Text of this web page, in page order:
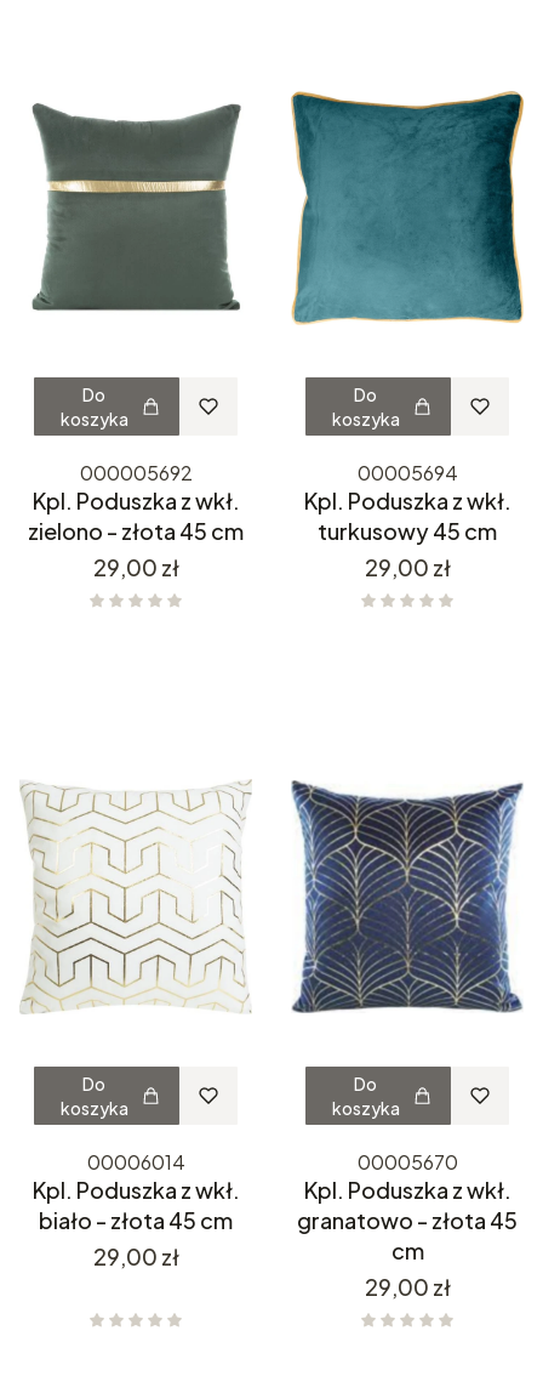
Do
koszyka
000005692
Kpl. Poduszka z wkł.
zielono - złota 45 cm
Cena
29,00 zł
Do
koszyka
00005694
Kpl. Poduszka z wkł.
turkusowy 45 cm
Cena
29,00 zł
Do
koszyka
00006014
Kpl. Poduszka z wkł.
biało - złota 45 cm
Cena
29,00 zł
Do
koszyka
00005670
Kpl. Poduszka z wkł.
granatowo - złota 45
cm
Cena
29,00 zł